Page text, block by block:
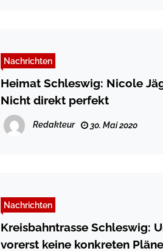
Nachrichten
Heimat Schleswig: Nicole
Nicht direkt perfekt
Redakteur 30. Mai 2020
Nachrichten
Kreisbahntrasse Schleswig:
vorerst keine konkreten Pläne